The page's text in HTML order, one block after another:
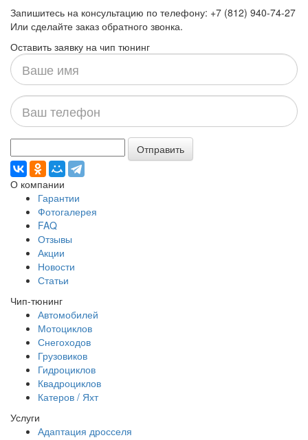
Запишитесь на консультацию по телефону: +7 (812) 940-74-27
Или сделайте заказ обратного звонка.
Оставить заявку на чип тюнинг
Ваше
имя
Ваш
телефон
Отправить
О компании
Гарантии
Фотогалерея
FAQ
Отзывы
Акции
Новости
Статьи
Чип-тюнинг
Автомобилей
Мотоциклов
Снегоходов
Грузовиков
Гидроциклов
Квадроциклов
Катеров / Яхт
Услуги
Адаптация дросселя